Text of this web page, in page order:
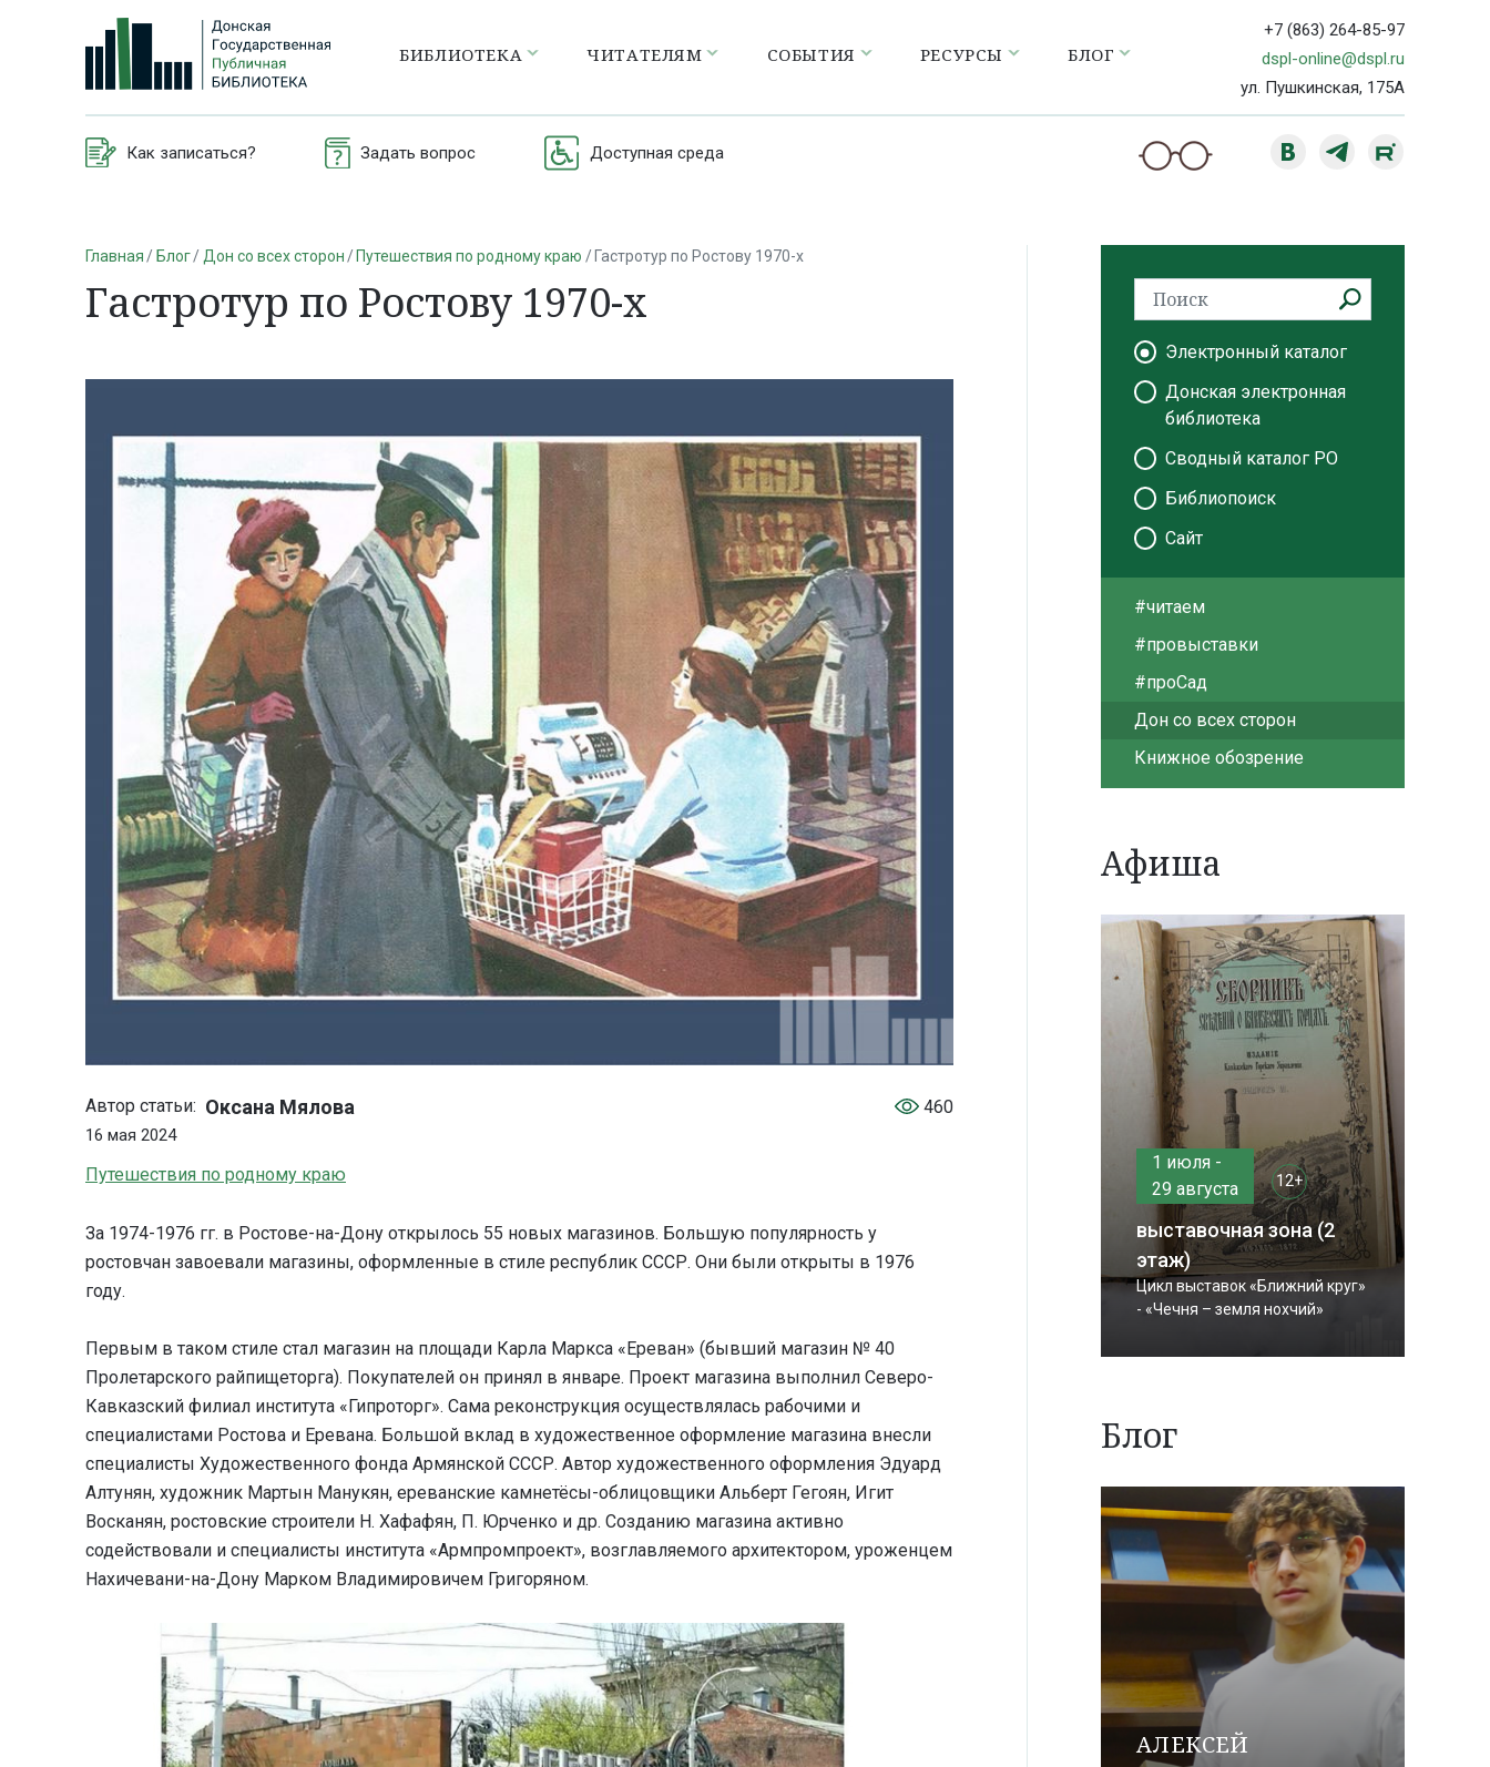
БИБЛИОТЕКА ЧИТАТЕЛЯМ СОБЫТИЯ РЕСУРСЫ БЛОГ
+7 (863) 264-85-97
dspl-online@dspl.ru
ул. Пушкинская, 175А
Как записаться? Задать вопрос Доступная среда
Главная Блог Дон со всех сторон Путешествия по родному краю Гастротур по Ростову 1970-х
Гастротур по Ростову 1970-х
Автор статьи: Оксана Мялова 460
16 мая 2024
Путешествия по родному краю
За 1974-1976 гг. в Ростове-на-Дону открылось 55 новых магазинов. Большую популярность у
ростовчан завоевали магазины, оформленные в стиле республик СССР. Они были открыты в 1976
году.
Первым в таком стиле стал магазин на площади Карла Маркса «Ереван» (бывший магазин № 40
Пролетарского райпищеторга). Покупателей он принял в январе. Проект магазина выполнил Северо-
Кавказский филиал института «Гипроторг». Сама реконструкция осуществлялась рабочими и
специалистами Ростова и Еревана. Большой вклад в художественное оформление магазина внесли
специалисты Художественного фонда Армянской СССР. Автор художественного оформления Эдуард
Алтунян, художник Мартын Манукян, ереванские камнетёсы-облицовщики Альберт Гегоян, Игит
Восканян, ростовские строители Н. Хафафян, П. Юрченко и др. Созданию магазина активно
содействовали и специалисты института «Армпромпроект», возглавляемого архитектором, уроженцем
Нахичевани-на-Дону Марком Владимировичем Григоряном.
Электронный каталог
Донская электронная
библиотека
Сводный каталог РО
Библиопоиск
Сайт
#читаем
#провыставки
#проСад
Дон со всех сторон
Книжное обозрение
Афиша
1 июля -
29 августа
12+
выставочная зона (2
этаж)
Цикл выставок «Ближний круг»
- «Чечня – земля нохчий»
Блог
АЛЕКСЕЙ